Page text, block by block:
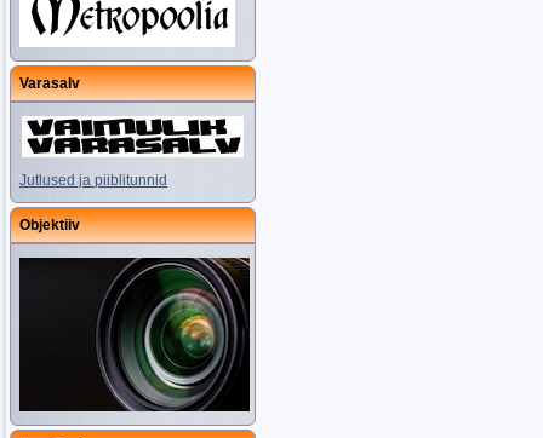
Varasalv
Jutlused ja piiblitunnid
Objektiiv